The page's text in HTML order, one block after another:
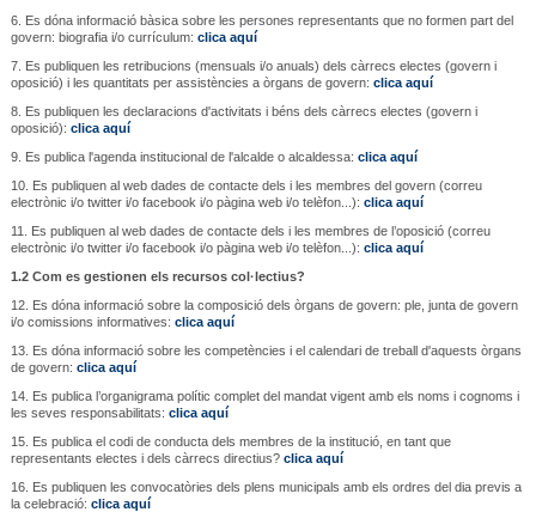
6. Es dóna informació bàsica sobre les persones representants que no formen part del
govern: biografia i/o currículum: clica aquí
7. Es publiquen les retribucions (mensuals i/o anuals) dels càrrecs electes (govern i
oposició) i les quantitats per assistències a òrgans de govern: clica aquí
8. Es publiquen les declaracions d'activitats i béns dels càrrecs electes (govern i
oposició): clica aquí
9. Es publica l'agenda institucional de l'alcalde o alcaldessa: clica aquí
10. Es publiquen al web dades de contacte dels i les membres del govern (correu
electrònic i/o twitter i/o facebook i/o pàgina web i/o telèfon...): clica aquí
11. Es publiquen al web dades de contacte dels i les membres de l’oposició (correu
electrònic i/o twitter i/o facebook i/o pàgina web i/o telèfon...): clica aquí
1.2 Com es gestionen els recursos col·lectius?
12. Es dóna informació sobre la composició dels òrgans de govern: ple, junta de govern
i/o comissions informatives: clica aquí
13. Es dóna informació sobre les competències i el calendari de treball d'aquests òrgans
de govern: clica aquí
14. Es publica l’organigrama polític complet del mandat vigent amb els noms i cognoms i
les seves responsabilitats: clica aquí
15. Es publica el codi de conducta dels membres de la institució, en tant que
representants electes i dels càrrecs directius? clica aquí
16. Es publiquen les convocatòries dels plens municipals amb els ordres del dia previs a
la celebració: clica aquí